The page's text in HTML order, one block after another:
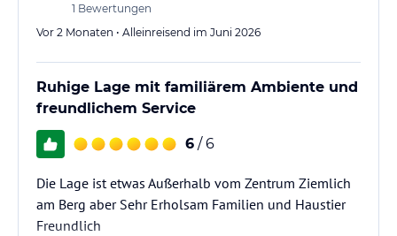
1 Bewertungen
Vor 2 Monaten • Alleinreisend im Juni 2026
Ruhige Lage mit familiärem Ambiente und
freundlichem Service
6 / 6
Die Lage ist etwas Außerhalb vom Zentrum Ziemlich
am Berg aber Sehr Erholsam Familien und Haustier
Freundlich